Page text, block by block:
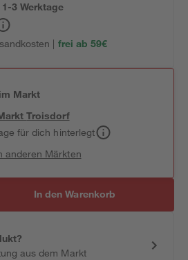
1-3 Werktage
| frei ab 59€
Markt
Troisdorf
für dich hinterlegt
anderen Märkten
In den Warenkorb
aus dem Markt